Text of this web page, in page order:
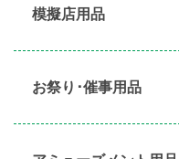
模擬店用品​
お祭り･催事用品​